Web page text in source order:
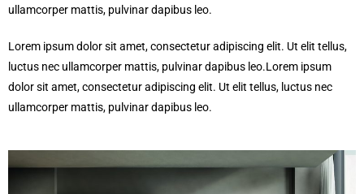
ullamcorper mattis, pulvinar dapibus leo.
Lorem ipsum dolor sit amet, consectetur adipiscing elit. Ut elit tellus,
luctus nec ullamcorper mattis, pulvinar dapibus leo.Lorem ipsum
dolor sit amet, consectetur adipiscing elit. Ut elit tellus, luctus nec
ullamcorper mattis, pulvinar dapibus leo.